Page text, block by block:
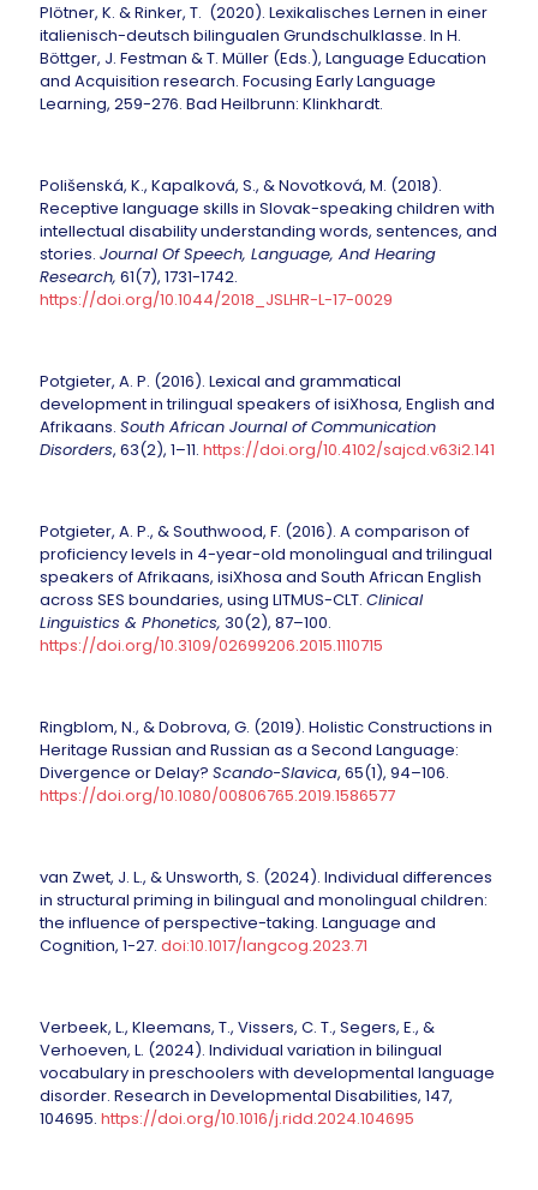
Plötner, K. & Rinker, T. (2020). Lexikalisches Lernen in einer
italienisch-deutsch bilingualen Grundschulklasse. In H.
Böttger, J. Festman & T. Müller (Eds.), Language Education
and Acquisition research. Focusing Early Language
Learning, 259-276. Bad Heilbrunn: Klinkhardt.
Polišenská, K., Kapalková, S., & Novotková, M. (2018).
Receptive language skills in Slovak-speaking children with
intellectual disability understanding words, sentences, and
stories. Journal Of Speech, Language, And Hearing
Research, 61(7), 1731-1742.
https://doi.org/10.1044/2018_JSLHR-L-17-0029
Potgieter, A. P. (2016). Lexical and grammatical
development in trilingual speakers of isiXhosa, English and
Afrikaans. South African Journal of Communication
Disorders, 63(2), 1–11. https://doi.org/10.4102/sajcd.v63i2.141
Potgieter, A. P., & Southwood, F. (2016). A comparison of
proficiency levels in 4-year-old monolingual and trilingual
speakers of Afrikaans, isiXhosa and South African English
across SES boundaries, using LITMUS-CLT. Clinical
Linguistics & Phonetics, 30(2), 87–100.
https://doi.org/10.3109/02699206.2015.1110715
Ringblom, N., & Dobrova, G. (2019). Holistic Constructions in
Heritage Russian and Russian as a Second Language:
Divergence or Delay? Scando-Slavica, 65(1), 94–106.
https://doi.org/10.1080/00806765.2019.1586577
van Zwet, J. L., & Unsworth, S. (2024). Individual differences
in structural priming in bilingual and monolingual children:
the influence of perspective-taking. Language and
Cognition, 1-27. doi:10.1017/langcog.2023.71
Verbeek, L., Kleemans, T., Vissers, C. T., Segers, E., &
Verhoeven, L. (2024). Individual variation in bilingual
vocabulary in preschoolers with developmental language
disorder. Research in Developmental Disabilities, 147,
104695. https://doi.org/10.1016/j.ridd.2024.104695